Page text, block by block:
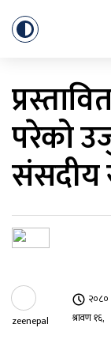
परेको
संसदीय
zeenepal
२०८०
श्रावण १६,